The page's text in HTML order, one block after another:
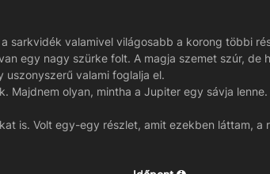
sarkvidék valamivel világosabb a korong többi
egy nagy szürke folt. A magja szemet szúr, de
valami foglalja el.
Majdnem olyan, mintha a Jupiter egy sávja
is. Volt egy-egy részlet, amit ezekben láttam,